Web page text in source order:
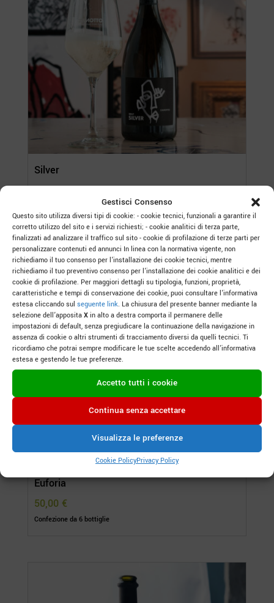
Gestisci Consenso
Questo sito utilizza diversi tipi di cookie: - cookie tecnici, funzionali a garantire il
corretto utilizzo del sito e i servizi richiesti; - cookie analitici di terza parte,
finalizzati ad analizzare il traffico sul sito - cookie di profilazione di terze parti per
personalizzare contenuti ed annunci In linea con la normativa vigente, non
richiediamo il tuo consenso per l’installazione dei cookie tecnici, mentre
richiediamo il tuo preventivo consenso per l’installazione dei cookie analitici e dei
cookie di profilazione. Per maggiori dettagli su tipologia, funzioni, proprietà,
caratteristiche e tempi di conservazione dei cookie, puoi consultare l’informativa
estesa cliccando sul seguente link. La chiusura del presente banner mediante la
selezione dell’apposita X in alto a destra comporta il permanere delle
impostazioni di default, senza pregiudicare la continuazione della navigazione in
assenza di cookie o altri strumenti di tracciamento diversi da quelli tecnici. Ti
ricordiamo che potrai sempre modificare le tue scelte accedendo all’informativa
estesa e gestendo le tue preferenze.
Accetto tutti i cookie
Continua senza accettare
Visualizza le preferenze
Cookie PolicyPrivacy Policy
Silver
55,00€
Confezione da 6 bottiglie
Euforia
50,00 €
Confezione da 6 bottiglie